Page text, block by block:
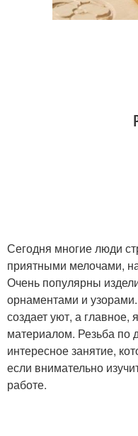
Сегодня многие люди
приятными мелочами,
Очень популярны
орнаментами и
создает уют, а главное,
материалом. Резьба по
интересное занятие,
если внимательно
работе.